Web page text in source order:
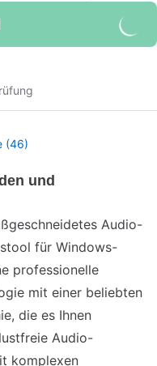
(46)
und
Audio-
für Windows-
professionelle
mit einer beliebten
die es Ihnen
Audio-
komplexen